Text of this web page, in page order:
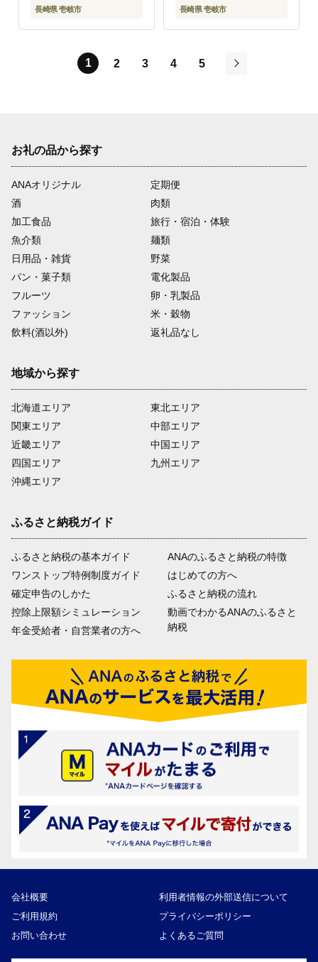
長崎県 壱岐市 長崎県 壱岐市
1 2 3 4
5
お礼の品から探す
ANAオリジナル
定期便
酒
肉類
加工食品
旅行・宿泊・体験
魚介類
麺類
日用品・雑貨
野菜
パン・菓子類
電化製品
フルーツ
卵・乳製品
ファッション
米・穀物
飲料(酒以外)
返礼品なし
地域から探す
北海道エリア
関東エリア
近畿エリア
四国エリア
沖縄エリア
東北エリア
中部エリア
中国エリア
九州エリア
ふるさと納税ガイド
ふるさと納税の基本ガイド
ワンストップ特例制度ガイド
確定申告のしかた
控除上限額シミュレーション
年金受給者・自営業者の方へ
ANAのふるさと納税の特徴
はじめての方へ
ふるさと納税の流れ
動画でわかるANAのふるさと
納税
会社概要
利用者情報の外部送信について
ご利用規約
プライバシーポリシー
お問い合わせ
よくあるご質問